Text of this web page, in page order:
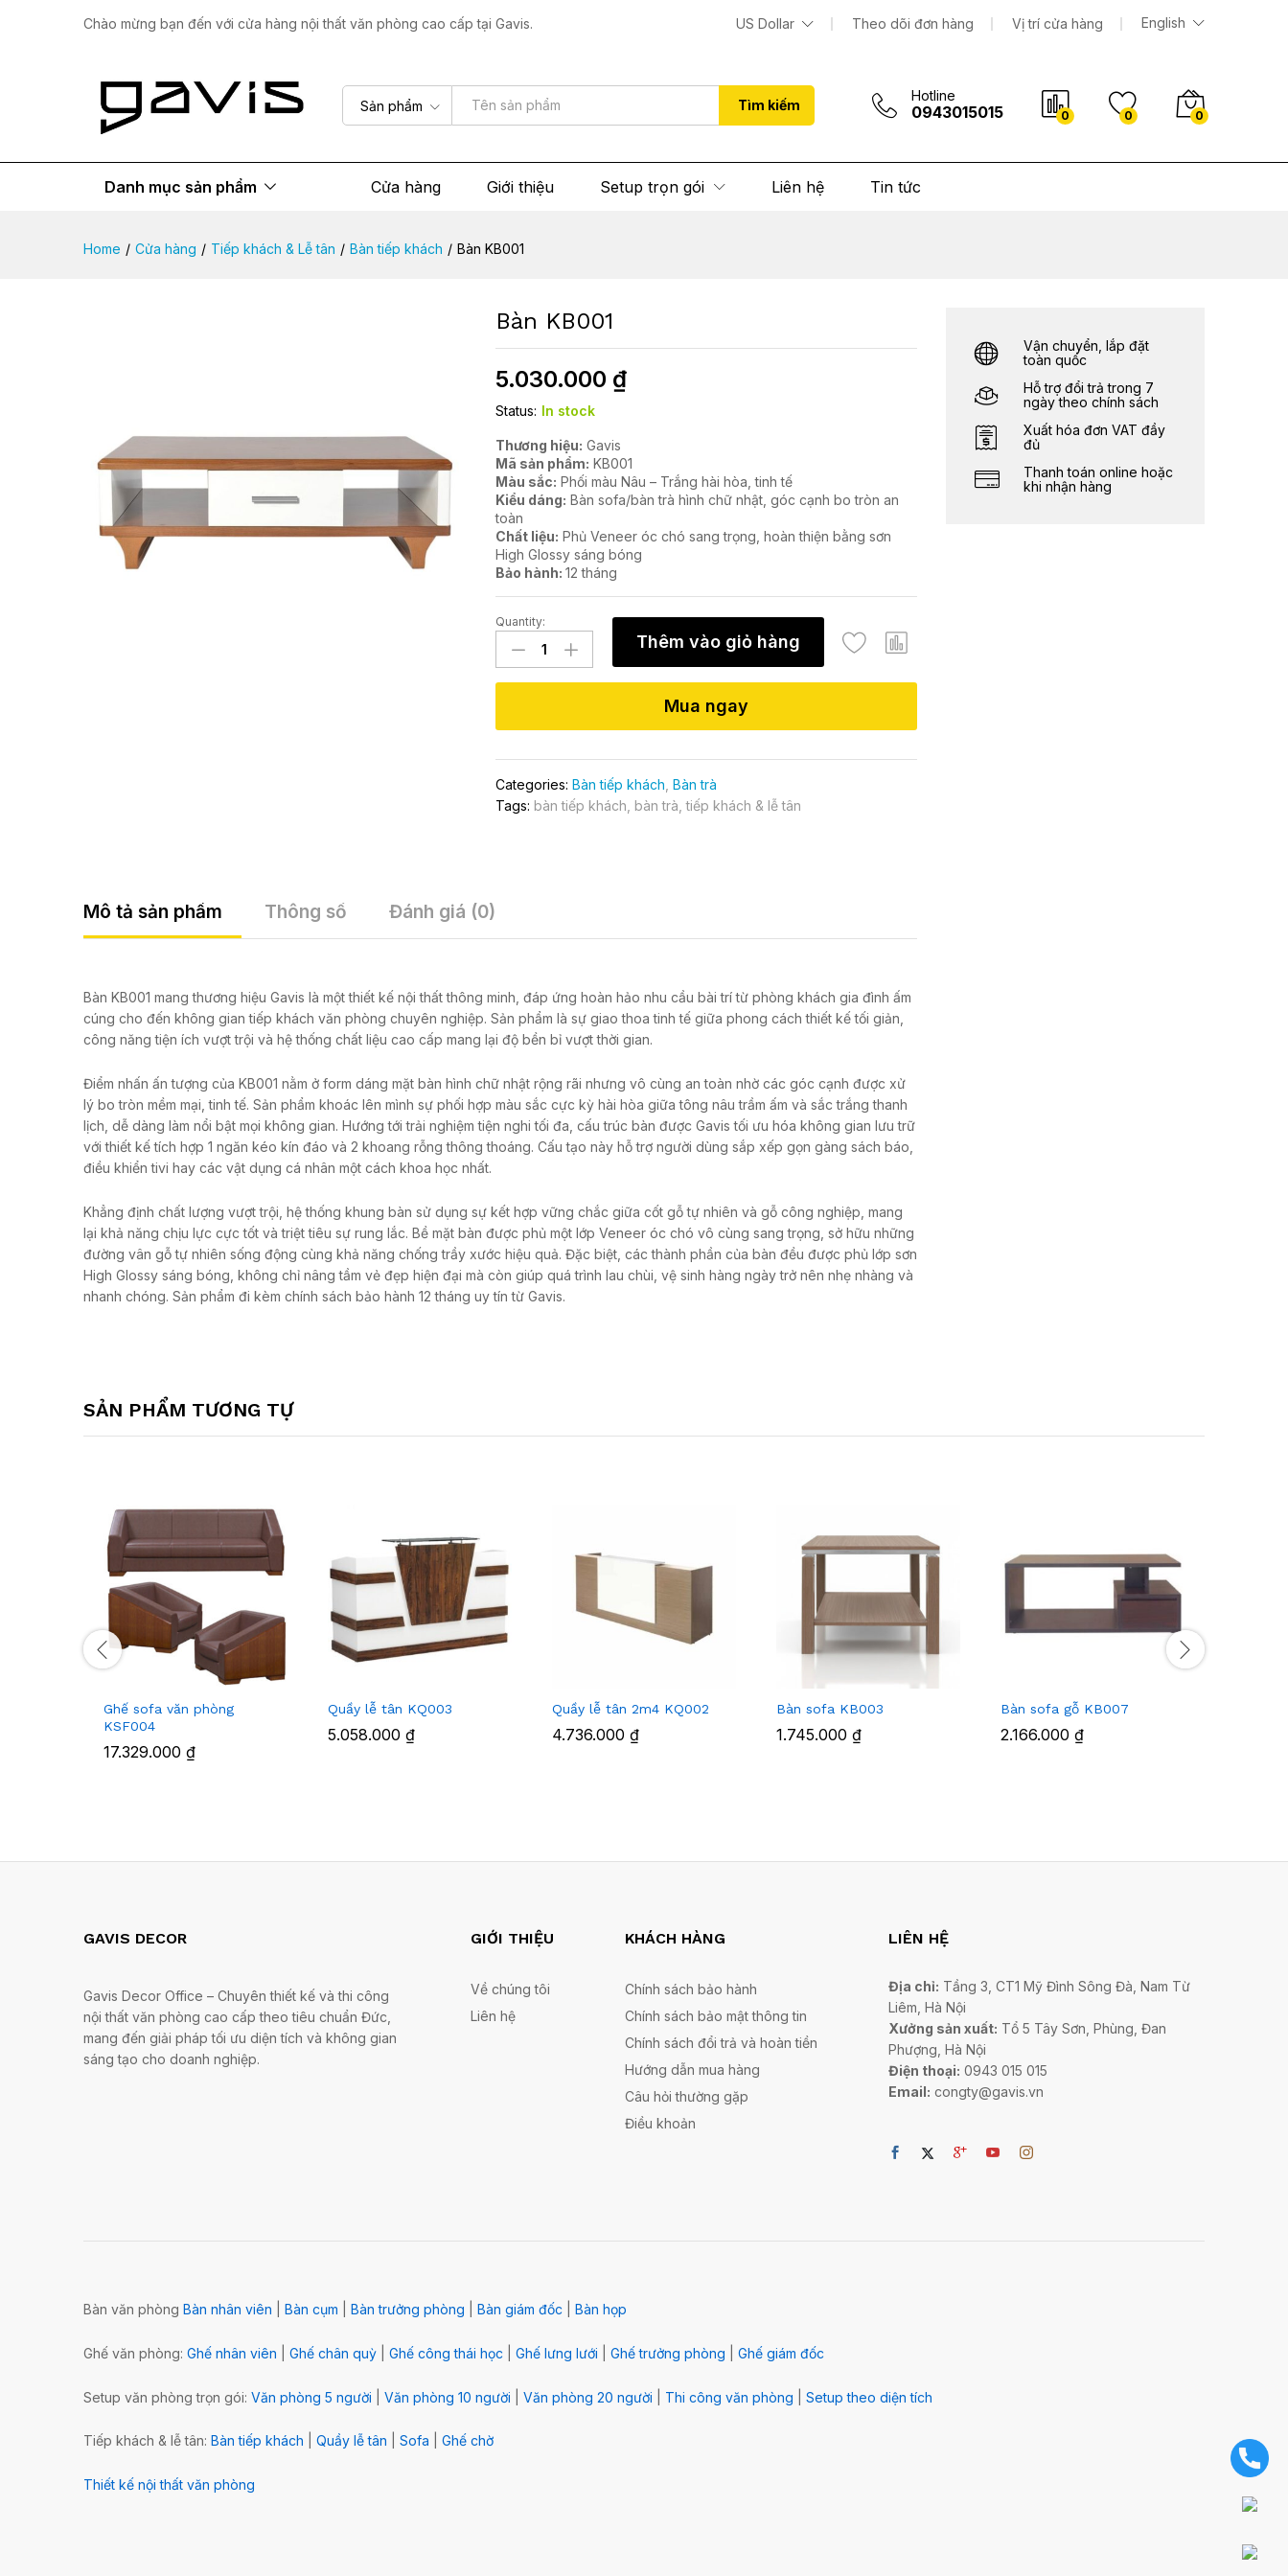
Chào mừng bạn đến với cửa hàng nội thất văn phòng cao cấp tại Gavis. US Dollar Theo dõi đơn hàng Vị trí cửa hàng English
Sản phẩm Tìm kiếm
Hotline
0943015015 0 0 0
Danh mục sản phẩm Cửa hàng Giới thiệu Setup trọn gói Liên hệ Tin tức
Home / Cửa hàng / Tiếp khách & Lễ tân / Bàn tiếp khách / Bàn KB001
Bàn KB001
5.030.000 ₫
Status: In stock
Thương hiệu: Gavis
Mã sản phẩm: KB001
Màu sắc: Phối màu Nâu – Trắng hài hòa, tinh tế
Kiểu dáng: Bàn sofa/bàn trà hình chữ nhật, góc cạnh bo tròn an
toàn
Chất liệu: Phủ Veneer óc chó sang trọng, hoàn thiện bằng sơn
High Glossy sáng bóng
Bảo hành:12 tháng
Bàn
KB001
quantity
Quantity:
Thêm vào giỏ hàng
Mua ngay
Categories:Bàn tiếp khách,Bàn trà
Tags: bàn tiếp khách, bàn trà,tiếp khách & lễ tân
Mô tả sản phẩm Thông số Đánh giá (0)
Bàn KB001 mang thương hiệu Gavis là một thiết kế nội thất thông minh, đáp ứng hoàn hảo nhu cầu bài trí từ phòng khách gia đình ấm
cúng cho đến không gian tiếp khách văn phòng chuyên nghiệp. Sản phẩm là sự giao thoa tinh tế giữa phong cách thiết kế tối giản,
công năng tiện ích vượt trội và hệ thống chất liệu cao cấp mang lại độ bền bỉ vượt thời gian.
Điểm nhấn ấn tượng của KB001 nằm ở form dáng mặt bàn hình chữ nhật rộng rãi nhưng vô cùng an toàn nhờ các góc cạnh được xử
lý bo tròn mềm mại, tinh tế. Sản phẩm khoác lên mình sự phối hợp màu sắc cực kỳ hài hòa giữa tông nâu trầm ấm và sắc trắng thanh
lịch, dễ dàng làm nổi bật mọi không gian. Hướng tới trải nghiệm tiện nghi tối đa, cấu trúc bàn được Gavis tối ưu hóa không gian lưu trữ
với thiết kế tích hợp 1 ngăn kéo kín đáo và 2 khoang rỗng thông thoáng. Cấu tạo này hỗ trợ người dùng sắp xếp gọn gàng sách báo,
điều khiển tivi hay các vật dụng cá nhân một cách khoa học nhất.
Khẳng định chất lượng vượt trội, hệ thống khung bàn sử dụng sự kết hợp vững chắc giữa cốt gỗ tự nhiên và gỗ công nghiệp, mang
lại khả năng chịu lực cực tốt và triệt tiêu sự rung lắc. Bề mặt bàn được phủ một lớp Veneer óc chó vô cùng sang trọng, sở hữu những
đường vân gỗ tự nhiên sống động cùng khả năng chống trầy xước hiệu quả. Đặc biệt, các thành phần của bàn đều được phủ lớp sơn
High Glossy sáng bóng, không chỉ nâng tầm vẻ đẹp hiện đại mà còn giúp quá trình lau chùi, vệ sinh hàng ngày trở nên nhẹ nhàng và
nhanh chóng. Sản phẩm đi kèm chính sách bảo hành 12 tháng uy tín từ Gavis.
Vận chuyển, lắp đặt
toàn quốc
Hỗ trợ đổi trả trong 7
ngày theo chính sách
Xuất hóa đơn VAT đầy
đủ
Thanh toán online hoặc
khi nhận hàng
SẢN PHẨM TƯƠNG TỰ
Ghế sofa văn phòng
KSF004
17.329.000 ₫
Quầy lễ tân KQ003
5.058.000 ₫
Quầy lễ tân 2m4 KQ002
4.736.000 ₫
Bàn sofa KB003
1.745.000 ₫
Bàn sofa gỗ KB007
2.166.000 ₫
GAVIS DECOR
Gavis Decor Office – Chuyên thiết kế và thi công
nội thất văn phòng cao cấp theo tiêu chuẩn Đức,
mang đến giải pháp tối ưu diện tích và không gian
sáng tạo cho doanh nghiệp.
GIỚI THIỆU
Về chúng tôi
Liên hệ
KHÁCH HÀNG
Chính sách bảo hành
Chính sách bảo mật thông tin
Chính sách đổi trả và hoàn tiền
Hướng dẫn mua hàng
Câu hỏi thường gặp
Điều khoản
LIÊN HỆ
Địa chỉ: Tầng 3, CT1 Mỹ Đình Sông Đà, Nam Từ
Liêm, Hà Nội
Xưởng sản xuất: Tổ 5 Tây Sơn, Phùng, Đan
Phượng, Hà Nội
Điện thoại: 0943 015 015
Email: congty@gavis.vn
Bàn văn phòng Bàn nhân viên Bàn cụm Bàn trưởng phòng Bàn giám đốc Bàn họp
Ghế văn phòng: Ghế nhân viên Ghế chân quỳ Ghế công thái học Ghế lưng lưới Ghế trưởng phòng Ghế giám đốc
Setup văn phòng trọn gói: Văn phòng 5 người Văn phòng 10 người Văn phòng 20 người Thi công văn phòng Setup theo diện tích
Tiếp khách & lễ tân: Bàn tiếp khách Quầy lễ tân Sofa Ghế chờ
Thiết kế nội thất văn phòng
Mô tả sản phẩm Thông số Đánh giá (0) 5.030.000 Thêm vào giỏ hàng